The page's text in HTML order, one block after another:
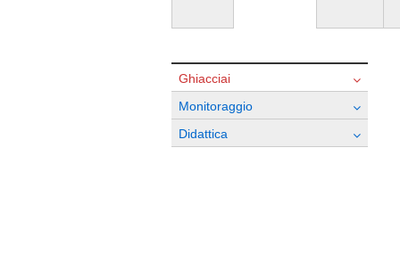
Ghiacciai
Monitoraggio
Didattica